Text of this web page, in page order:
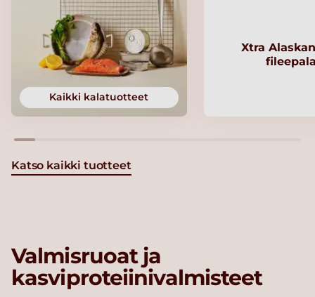
Kaikki kalatuotteet
Xtra
Katso kaikki tuotteet
Valmisruoat ja
kasviproteiinivalmisteet